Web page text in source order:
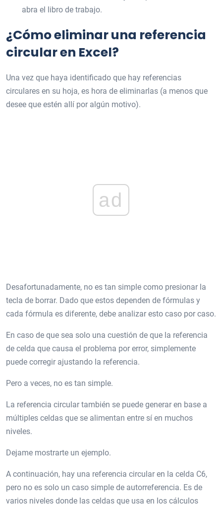
abra el libro de trabajo.
¿Cómo eliminar una referencia
circular en Excel?
Una vez que haya identificado que hay referencias
circulares en su hoja, es hora de eliminarlas (a menos que
desee que estén allí por algún motivo).
ad
Desafortunadamente, no es tan simple como presionar la
tecla de borrar. Dado que estos dependen de fórmulas y
cada fórmula es diferente, debe analizar esto caso por caso.
En caso de que sea solo una cuestión de que la referencia
de celda que causa el problema por error, simplemente
puede corregir ajustando la referencia.
Pero a veces, no es tan simple.
La referencia circular también se puede generar en base a
múltiples celdas que se alimentan entre sí en muchos
niveles.
Dejame mostrarte un ejemplo.
A continuación, hay una referencia circular en la celda C6,
pero no es solo un caso simple de autorreferencia. Es de
varios niveles donde las celdas que usa en los cálculos